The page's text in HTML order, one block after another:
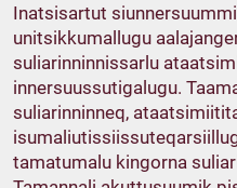
Inatsisartut
unitsikkumallugu
suliarinninnissarlu
innersuussutigalugu.
suliarinninneq,
tamatumalu kingorna